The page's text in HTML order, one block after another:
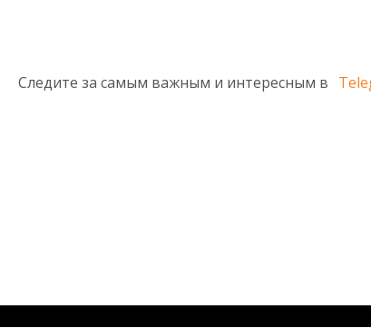
Следите за самым важным и интересным в